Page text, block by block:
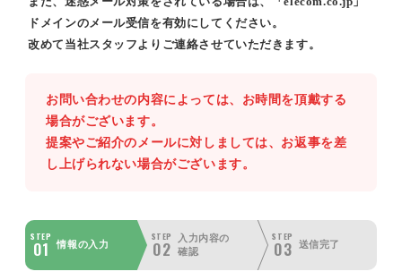
ドメインのメール受信を有効にしてください。
改めて当社スタッフよりご連絡させていただきます。
お問い合わせの内容によっては、お時間を頂戴する
場合がございます。
提案やご紹介のメールに対しましては、お返事を差
し上げられない場合がございます。
STEP
01 情報の入力
STEP
02
入力内容の
確認
STEP
03 送信完了